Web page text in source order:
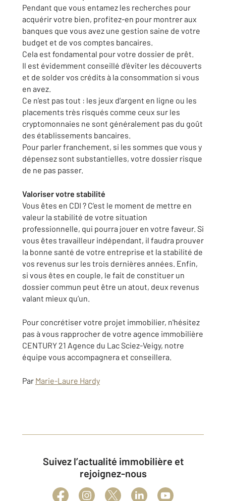
Pendant que vous entamez les recherches pour
acquérir votre bien, profitez-en pour montrer aux
banques que vous avez une gestion saine de votre
budget et de vos comptes bancaires.
Cela est fondamental pour votre dossier de prêt.
Il est évidemment conseillé d’éviter les découverts
et de solder vos crédits à la consommation si vous
en avez.
Ce n’est pas tout : les jeux d’argent en ligne ou les
placements très risqués comme ceux sur les
cryptomonnaies ne sont généralement pas du goût
des établissements bancaires.
Pour parler franchement, si les sommes que vous y
dépensez sont substantielles, votre dossier risque
de ne pas passer.
Valoriservotre stabilité
Vous êtes en CDI ? C’est le moment de mettre en
valeur la stabilité de votre situation
professionnelle, qui pourra jouer en votre faveur. Si
vous êtes travailleur indépendant, il faudra prouver
la bonne santé de votre entreprise et la stabilité de
vos revenus sur les trois dernières années. Enfin,
si vous êtes en couple, le fait de constituer un
dossier commun peut être un atout, deux revenus
valant mieux qu’un.
Pour concrétiser votre projet immobilier, n'hésitez
pas à vous rapprocher de votre agence immobilière
CENTURY 21 Agence du Lac Sciez-Veigy, notre
équipe vous accompagnera et conseillera.
Par Marie-Laure Hardy
Suivez l’actualité immobilière et
rejoignez-nous